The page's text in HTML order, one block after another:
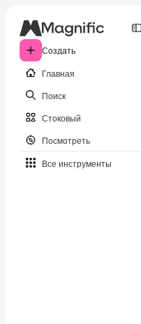
Создать
Главная
Поиск
Стоковый
Посмотреть
Все инструменты